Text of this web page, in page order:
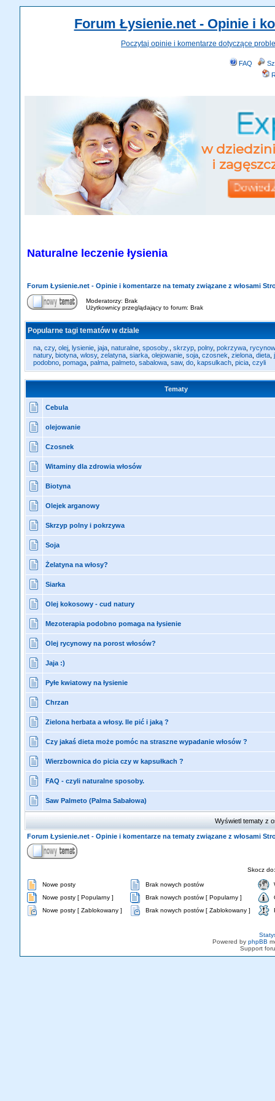
Forum Łysienie.net - Opinie i
Poczytaj opinie i komentarze dotyczące
FAQ
Naturalne leczenie łysienia
Forum Łysienie.net - Opinie i komentarze na tematy związane z włosami
Moderatorzy: Brak
Użytkownicy przeglądający to forum: Brak
Popularne tagi tematów w dziale
na, czy, olej, lysienie, jaja, naturalne, sposoby. skrzyp, polny, pokrzywa,
natury, biotyna, wlosy, zelatyna, siarka, olejowanie, soja, czosnek zielona, dieta,
podobno, pomaga, palma, palmeto, sabalowa, saw, do, kapsulkach, picia, czyli
Tematy
Cebula
olejowanie
Czosnek
Witaminy dla zdrowia włosów
Biotyna
Olejek arganowy
Skrzyp polny i pokrzywa
Soja
Żelatyna na włosy?
Siarka
Olej kokosowy - cud natury
Mezoterapia podobno pomaga na łysienie
Olej rycynowy na porost włosów?
Jaja :)
Pyłe kwiatowy na łysienie
Chrzan
Zielona herbata a włosy. Ile pić i jaką ?
Czy jakaś dieta może pomóc na straszne wypadanie włosów ?
Wierzbownica do picia czy w kapsułkach ?
FAQ - czyli naturalne sposoby.
Saw Palmeto (Palma Sabałowa)
Wyświetl tematy z
Forum Łysienie.net - Opinie i komentarze na tematy związane z włosami
Skocz
Nowe posty Brak nowych postów
Nowe posty [ Popularny ]
Brak nowych postów [ Popularny ]
Nowe posty [ Zablokowany ]
Brak nowych postów [ Zablokowany ]
Powered by phpBB
Support